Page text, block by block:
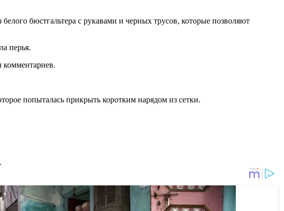
бюстгальтера с рукавами и черных трусов, которые позволяют
перья.
комментариев.
попыталась прикрыть коротким нарядом из сетки.